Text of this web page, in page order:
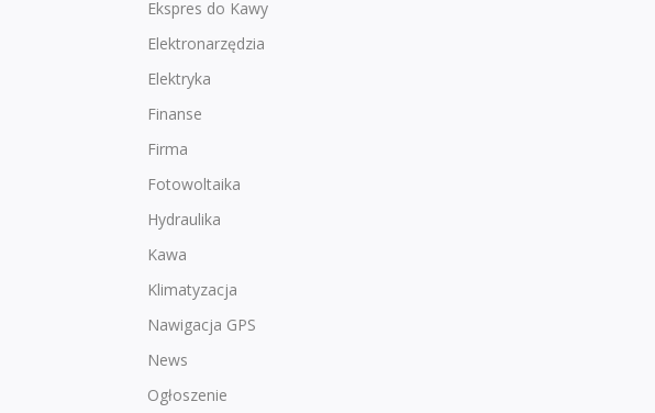
Ekspres do Kawy
Elektronarzędzia
Elektryka
Finanse
Firma
Fotowoltaika
Hydraulika
Kawa
Klimatyzacja
Nawigacja GPS
News
Ogłoszenie